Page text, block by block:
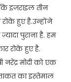
इजराइल तीन
हुए है.उन्होंने
पुराना है. हम
रोके हुए है.
नरेंद्र मोदी को एक
का इस्तेमाल